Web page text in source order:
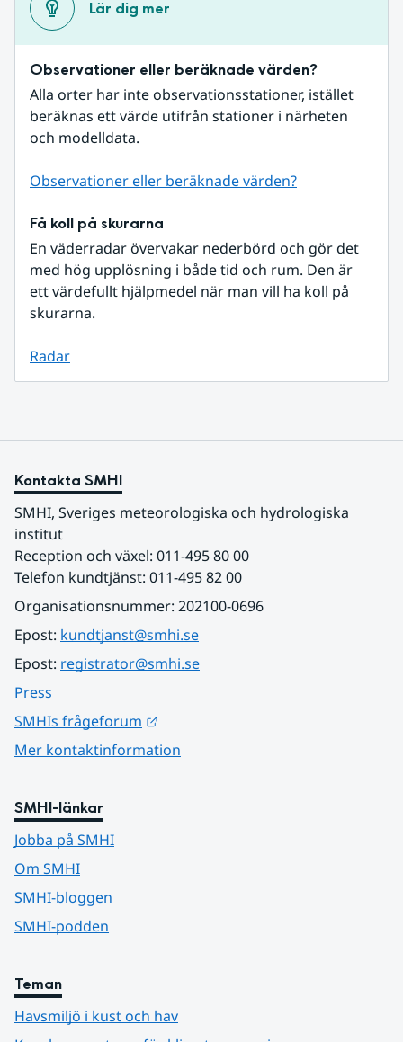
Lär dig mer
Observationer eller beräknade värden?
Alla orter har inte observationsstationer, istället
beräknas ett värde utifrån stationer i närheten
och modelldata.
Observationer eller beräknade värden?
Få koll på skurarna
En väderradar övervakar nederbörd och gör det
med hög upplösning i både tid och rum. Den är
ett värdefullt hjälpmedel när man vill ha koll på
skurarna.
Radar
Kontakta SMHI
SMHI, Sveriges meteorologiska och hydrologiska
institut
Reception och växel: 011-495 80 00
Telefon kundtjänst: 011-495 82 00
Organisationsnummer: 202100-0696
Epost: kundtjanst@smhi.se
Epost: registrator@smhi.se
Press
SMHIs frågeforum
Mer kontaktinformation
SMHI-länkar
Jobba på SMHI
Om SMHI
SMHI-bloggen
SMHI-podden
Teman
Havsmiljö i kust och hav